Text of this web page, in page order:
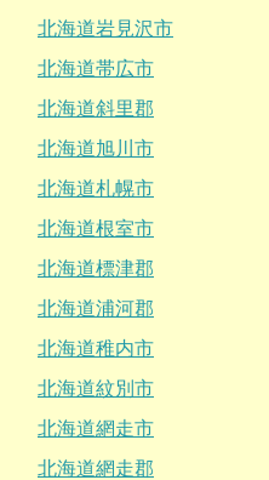
北海道岩見沢市
北海道帯広市
北海道斜里郡
北海道旭川市
北海道札幌市
北海道根室市
北海道標津郡
北海道浦河郡
北海道稚内市
北海道紋別市
北海道網走市
北海道網走郡